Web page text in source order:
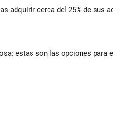
adquirir cerca del 25% de sus
estas son las opciones para